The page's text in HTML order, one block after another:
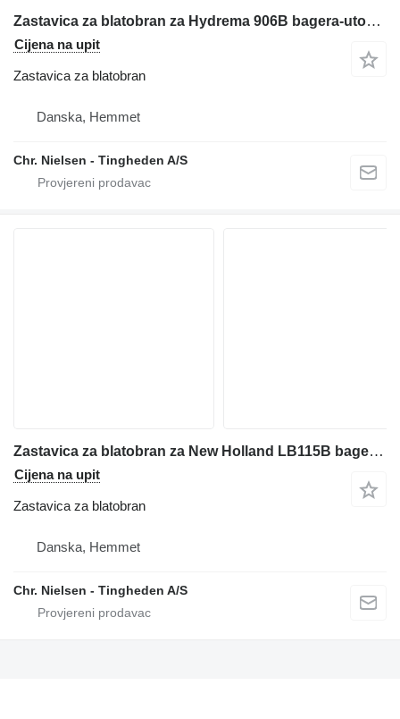
Zastavica za blatobran za Hydrema 906B bagera-utovarivača
Cijena na upit
Zastavica za blatobran
Danska, Hemmet
Chr. Nielsen - Tingheden A/S
Zastavica za blatobran za New Holland LB115B bagera-utovarivača
Cijena na upit
Zastavica za blatobran
Danska, Hemmet
Chr. Nielsen - Tingheden A/S